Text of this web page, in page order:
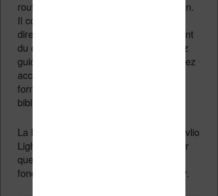
route la liseuse et débuter son utilisation.
Il contient ce qu’il faut pour utiliser
directement la liseuse puisqu’au moment
du démarrage de la liseuse vous serrez
guidés dans sa configuration. Vous aurez
accès à un manuel très complet, sous
forme d’ebook, présent dans la
bibliothèque de votre liseuse.
La liseuse a un design identique à la Vivlio
Light HD et j’ai eu le plaisir de constater
que la housse de protection de celle-ci
fonctionne avec la Vivlio Light HD Color.